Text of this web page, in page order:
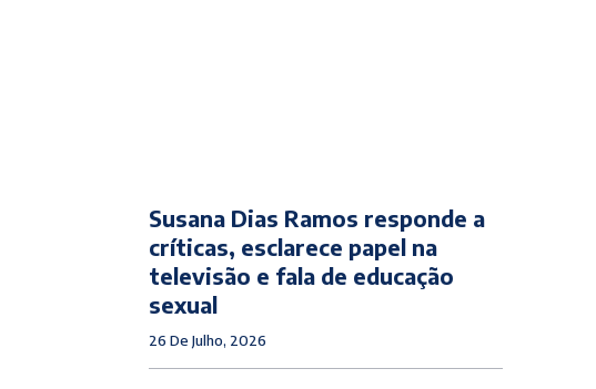
Susana Dias Ramos responde a
críticas, esclarece papel na
televisão e fala de educação
sexual
26 De Julho, 2026